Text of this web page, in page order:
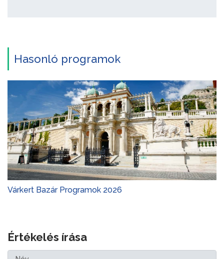
Hasonló programok
Várkert Bazár Programok 2026
Értékelés írása